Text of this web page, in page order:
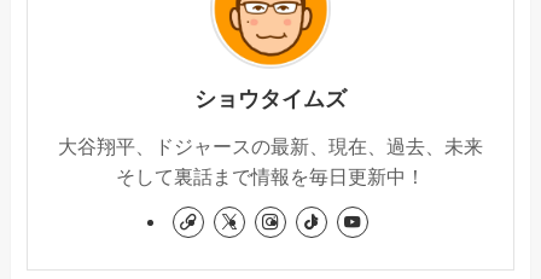
ショウタイムズ
大谷翔平、ドジャースの最新、現在、過去、未来
そして裏話まで情報を毎日更新中！